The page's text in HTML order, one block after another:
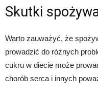
Skutki
Warto zauważyć, że
prowadzić do różnych
cukru w diecie może
chorób serca i innych